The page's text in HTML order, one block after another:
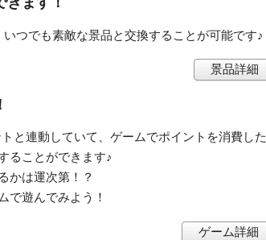
つでも素敵な景品と交換することが可能です♪
景品詳細
と連動していて、ゲームでポイントを消費した
ることができます♪
かは運次第！？
で遊んでみよう！
ゲーム詳細